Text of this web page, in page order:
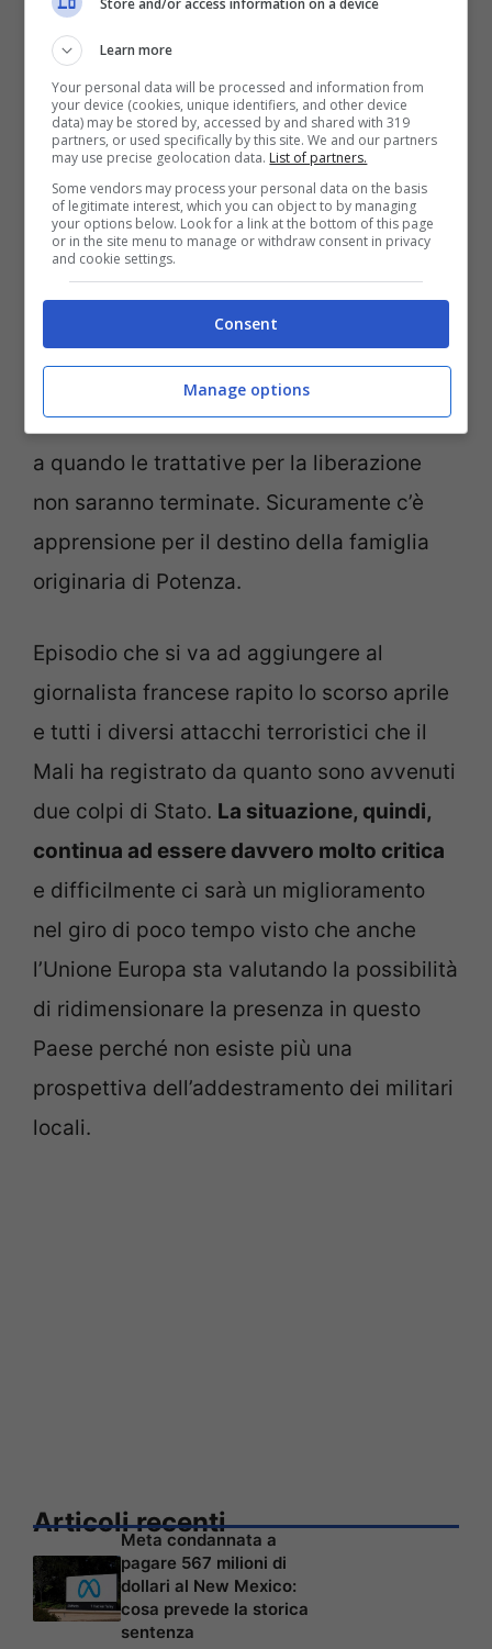
della famiglia di italiani ormai due
settimane fa .
I tre nostri connazionali continuano ad
essere nelle mani dei rapitorie fino a
questo momento non si hanno particolari
informazioni sulle loro condizioni e,
soprattutto, sul motivo di questo
sequestro. La Farnesina, come spesso
succede in questi casi,preferisce
mantenere il massimo riserboalmeno fino
a quando le trattative per la liberazione
non saranno terminate. Sicuramente c’è
apprensione per il destino della famiglia
originaria di Potenza.
Episodio che si va ad aggiungere al
giornalista francese rapito lo scorso aprile
e tutti i diversi attacchi terroristici che il
Mali ha registrato da quanto sono avvenuti
due colpi di Stato. La situazione, quindi,
continua ad essere davvero molto critica
e difficilmente ci sarà un miglioramento
nel giro di poco tempo visto che anche
l’Unione Europa sta valutando la possibilità
di ridimensionare la presenza in questo
Paese perché non esiste più una
prospettiva dell’addestramento dei militari
locali.
Articoli recenti
Meta condannata a
pagare 567 milioni di
dollari al New Mexico:
cosa prevede la storica
sentenza
Store and/or access information on a device
Learn more
Your personal data will be processed and information from
your device (cookies, unique identifiers, and other device
data) may be stored by, accessed by and shared with 319
partners, or used specifically by this site. We and our partners
may use precise geolocation data. List of partners.
Some vendors may process your personal data on the basis
of legitimate interest, which you can object to by managing
your options below. Look for a link at the bottom of this page
or in the site menu to manage or withdraw consent in privacy
and cookie settings.
Consent
Manage options